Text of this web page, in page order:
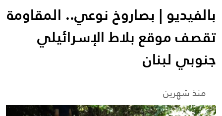
بالفيديو | بصاروخ نوعي.. المقاومة
تقصف موقع بلاط الإسرائيلي
جنوبي لبنان
منذ شهرين